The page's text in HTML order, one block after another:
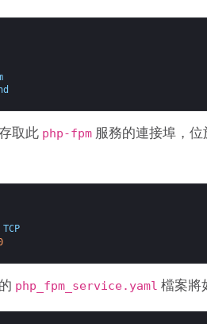
取此 php-fpm 服務的連接埠，
TCP
php_fpm_service.yaml 檔案將